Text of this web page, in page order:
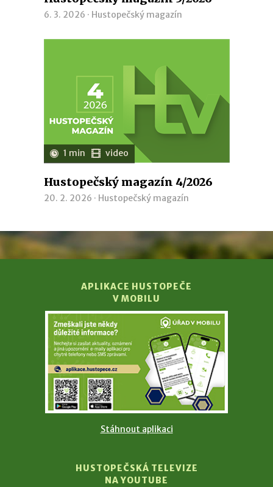
6. 3. 2026 · Hustopečský magazín
1 min video
Hustopečský magazín 4/2026
20. 2. 2026 · Hustopečský magazín
APLIKACE HUSTOPEČE
V MOBILU
Stáhnout aplikaci
HUSTOPEČSKÁ TELEVIZE
NA YOUTUBE